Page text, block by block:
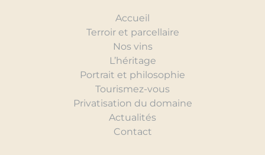
Accueil
Terroir et parcellaire
Nos vins
L’héritage
Portrait et philosophie
Tourismez-vous
Privatisation du domaine
Actualités
Contact